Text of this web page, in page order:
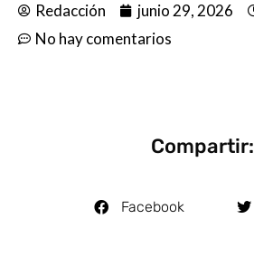
Redacción junio 29, 2026
No hay comentarios
Compartir:
Facebook